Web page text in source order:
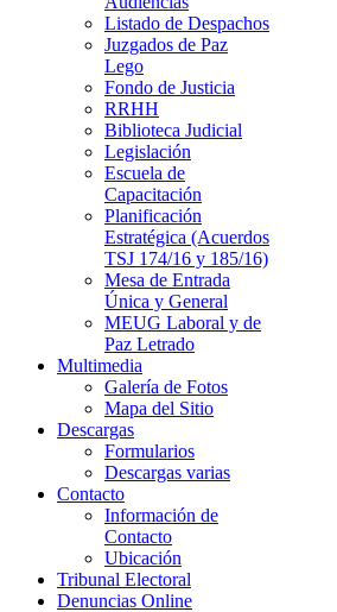
Listado de Despachos
Juzgados de Paz
Lego
Fondo de Justicia
RRHH
Biblioteca Judicial
Legislación
Escuela de
Capacitación
Planificación
Estratégica (Acuerdos
TSJ 174/16 y 185/16)
Mesa de Entrada
Única y General
MEUG Laboral y de
Paz Letrado
Multimedia
Galería de Fotos
Mapa del Sitio
Descargas
Formularios
Descargas varias
Contacto
Información de
Contacto
Ubicación
Tribunal Electoral
Denuncias Online